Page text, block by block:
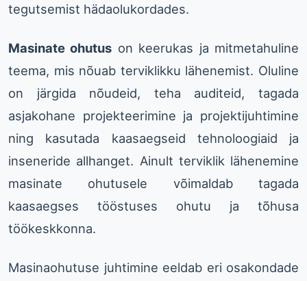
tegutsemist hädaolukordades.
Masinate ohutus on keerukas ja mitmetahuline
teema, mis nõuab terviklikku lähenemist. Oluline
on järgida nõudeid, teha auditeid, tagada
asjakohane projekteerimine ja projektijuhtimine
ning kasutada kaasaegseid tehnoloogiaid ja
inseneride allhanget. Ainult terviklik lähenemine
masinate ohutusele võimaldab tagada
kaasaegses tööstuses ohutu ja tõhusa
töökeskkonna.
Masinaohutuse juhtimine eeldab eri osakondade